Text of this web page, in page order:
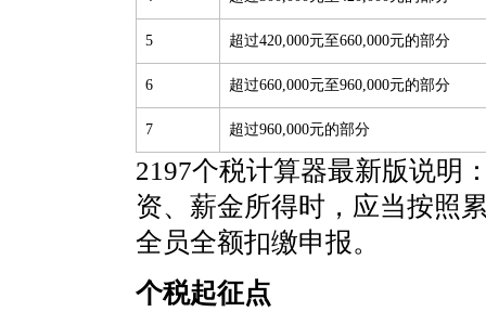
5 超过420,000元至660,000元的部分
6 超过660,000元至960,000元的部分
7 超过960,000元的部分
2197个税计算器最新版说明
资、薪金所得时，应当按照
全员全额扣缴申报。
个税起征点